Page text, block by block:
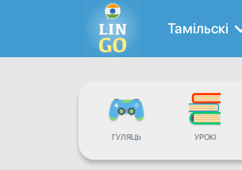
Тамільскі
ГУЛЯЦЬ УРОКІ